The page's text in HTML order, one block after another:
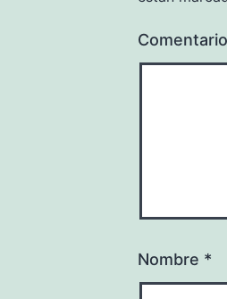
Comentario
Nombre *